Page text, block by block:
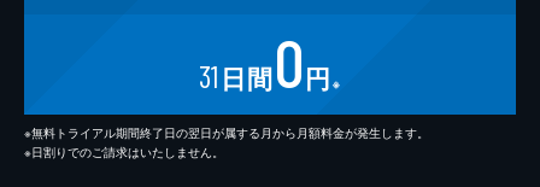
31 日間0円 ※
※無料トライアル期間終了日の翌日が属する月から月額料金が発生します。
※日割りでのご請求はいたしません。